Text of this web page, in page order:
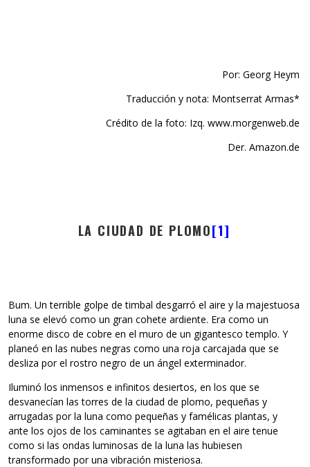
Por: Georg Heym
Traducción y nota: Montserrat Armas*
Crédito de la foto: Izq. www.morgenweb.de
Der. Amazon.de
LA CIUDAD DE PLOMO[1]
Bum. Un terrible golpe de timbal desgarró el aire y la majestuosa
luna se elevó como un gran cohete ardiente. Era como un
enorme disco de cobre en el muro de un gigantesco templo. Y
planeó en las nubes negras como una roja carcajada que se
desliza por el rostro negro de un ángel exterminador.
Iluminó los inmensos e infinitos desiertos, en los que se
desvanecían las torres de la ciudad de plomo, pequeñas y
arrugadas por la luna como pequeñas y famélicas plantas, y
ante los ojos de los caminantes se agitaban en el aire tenue
como si las ondas luminosas de la luna las hubiesen
transformado por una vibración misteriosa.